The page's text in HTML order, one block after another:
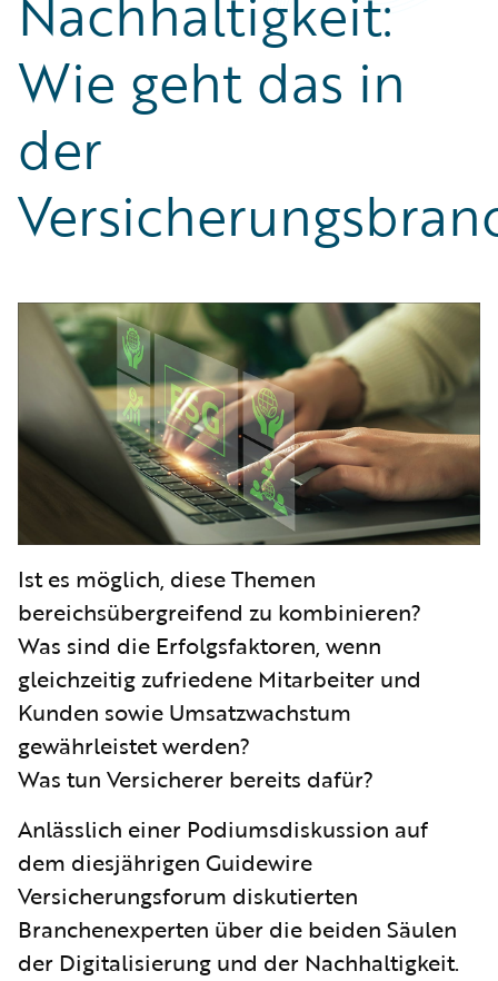
Partner Perspective
Technology
Trends
Wie geht das in
der
Ist es möglich, diese Themen
bereichsübergreifend zu kombinieren?
Was sind die Erfolgsfaktoren, wenn
gleichzeitig zufriedene Mitarbeiter und
Kunden sowie Umsatzwachstum
gewährleistet werden?
Was tun Versicherer bereits dafür?
Anlässlich einer Podiumsdiskussion auf
dem diesjährigen Guidewire
Versicherungsforum diskutierten
Branchenexperten über die beiden Säulen
der Digitalisierung und der Nachhaltigkeit.